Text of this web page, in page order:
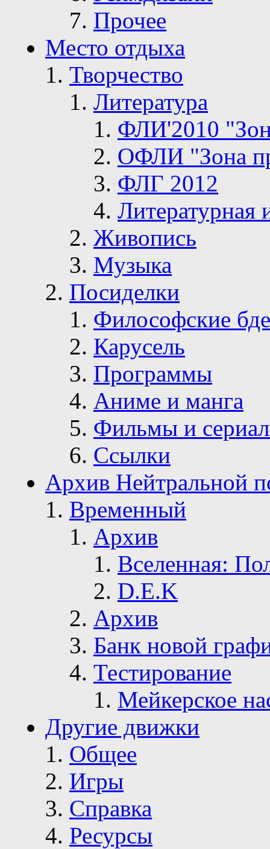
Прочее
Место отдыха
Творчество
Литература
ФЛИ'2010
ОФЛИ "Зона
ФЛГ 2012
Живопись
Музыка
Посиделки
Философские
Карусель
Программы
Аниме и манга
Фильмы и
Ссылки
Архив Нейтральной
Временный
Архив
Вселенная:
D.E.K
Архив
Банк новой
Тестирование
Мейкерское
Другие движки
Общее
Игры
Справка
Ресурсы